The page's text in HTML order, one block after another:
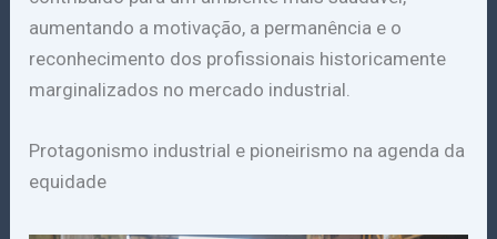
aumentando a motivação, a permanência e o
reconhecimento dos profissionais historicamente
marginalizados no mercado industrial.
Protagonismo industrial e pioneirismo na agenda da
equidade